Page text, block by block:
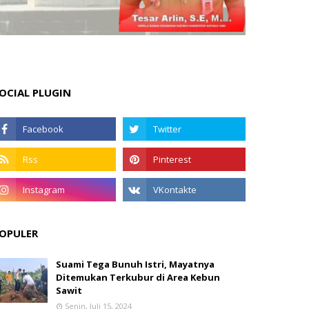
PLUGIN
Suami Tega Bunuh Istri, Mayatnya
Ditemukan Terkubur di Area Kebun
Sawit
Senin, Juli 15, 2024